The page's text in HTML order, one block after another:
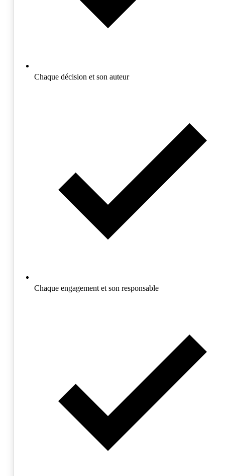
Chaque décision et son auteur
Chaque engagement et son responsable